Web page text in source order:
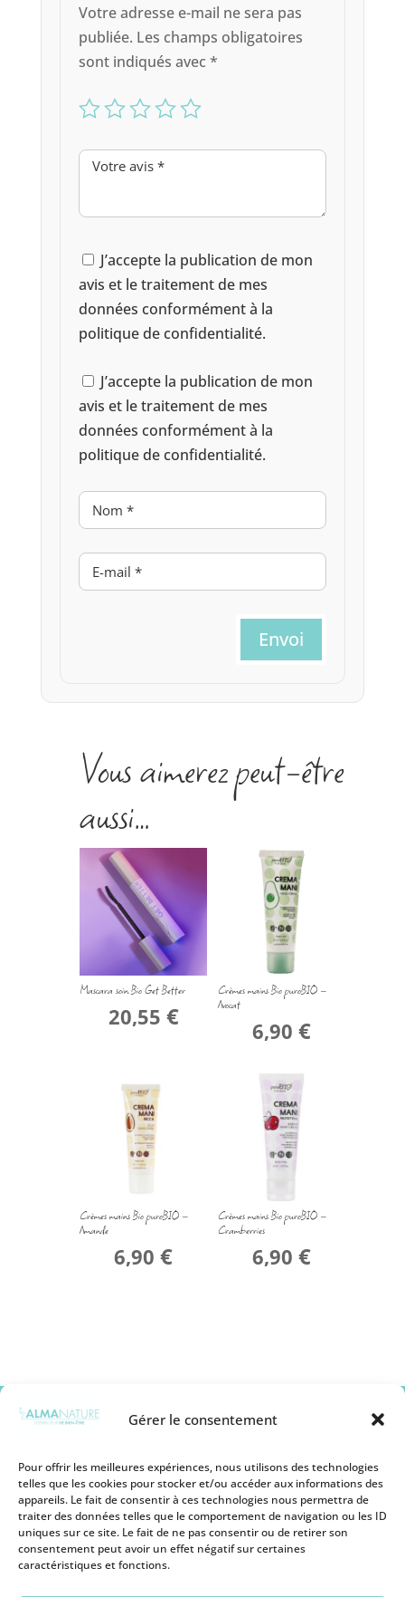
Gérer le consentement
Pour offrir les meilleures expériences, nous utilisons des technologies
telles que les cookies pour stocker et/ou accéder aux informations des
appareils. Le fait de consentir à ces technologies nous permettra de
traiter des données telles que le comportement de navigation ou les ID
uniques sur ce site. Le fait de ne pas consentir ou de retirer son
consentement peut avoir un effet négatif sur certaines
caractéristiques et fonctions.
Votre adresse e-mail ne sera pas
publiée. Les champs obligatoires
sont indiqués avec *
J’accepte la publication de mon
avis et le traitement de mes
données conformément à la
politique de confidentialité.
J’accepte la publication de mon
avis et le traitement de mes
données conformément à la
politique de confidentialité.
Envoi
Vous aimerez peut-être
aussi…
Mascara soin Bio Get Better
20,55 €
Crèmes mains Bio puroBIO –
Avocat
6,90€
Crèmes mains Bio puroBIO –
Amande
6,90€
Crèmes mains Bio puroBIO –
Cramberries
6,90€
Mentions légales
Conditions générales de vente
Politique de remboursement
Politique de Protection des Cookies